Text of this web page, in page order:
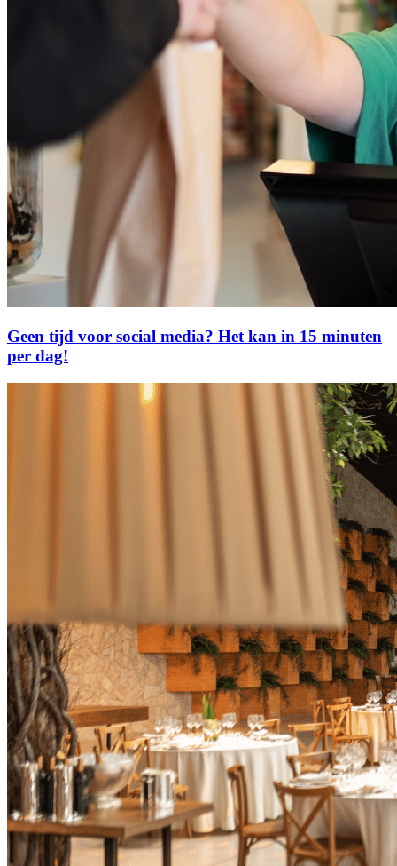
Geen tijd voor social media? Het kan in 15 minuten
per dag!